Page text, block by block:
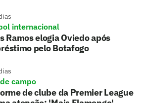
internacional
Ramos elogia Oviedo após
pelo Botafogo
campo
de clube da Premier League